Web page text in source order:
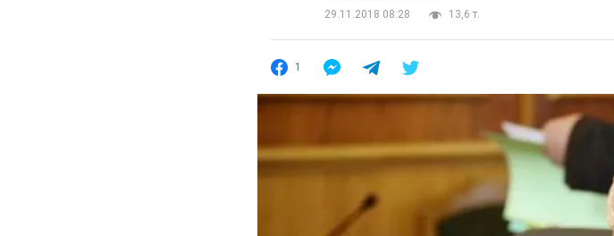
29.11.2018 08:28
13,6 т.
1